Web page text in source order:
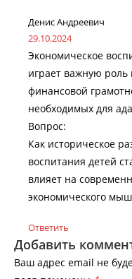
Денис Андреевич
29.10.2024
Экономическое
играет важную
финансовой
необходимых для
Вопрос:
Как историческое
воспитания детей
влияет на
экономического
Ответить
Добавить
Ваш адрес email не